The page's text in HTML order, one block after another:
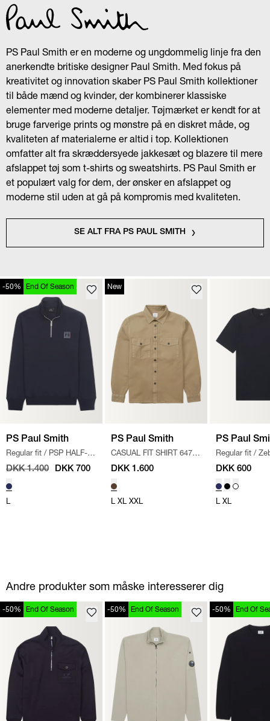
PS Paul Smith er en moderne og ungdommelig linje fra den
anerkendte britiske designer Paul Smith. Med fokus på
kreativitet og innovation skaber PS Paul Smith kollektioner
til både mænd og kvinder, der kombinerer klassiske
elementer med moderne detaljer. Tøjmærket er kendt for at
bruge farverige prints og mønstre på en diskret måde, og
kvaliteten af materialerne er altid i top. Kollektionen
omfatter alt fra skræddersyede jakkesæt og blazere til mere
afslappet tøj som t-shirts og sweatshirts. PS Paul Smith er
et populært valg for dem, der ønsker en afslappet og
moderne stil uden at gå på kompromis med kvaliteten.
SE ALT FRA PS PAUL SMITH
-50% End Of Season
PS Paul Smith
Regular fit / PSP HALF-
ZIP SWEATSHIRT / NAVY
DKK 1.400 DKK 700
L
New
PS Paul Smith
CASUAL FIT SHIRT 647X-
W22336 S /
DKK 1.600
L XL XXL
PS Paul
Regular fit /
T-shirt / NAVY
DKK 600
L XL
Andre produkter som måske interesserer dig
-50% End Of Season -50% End Of Season -50% End Of